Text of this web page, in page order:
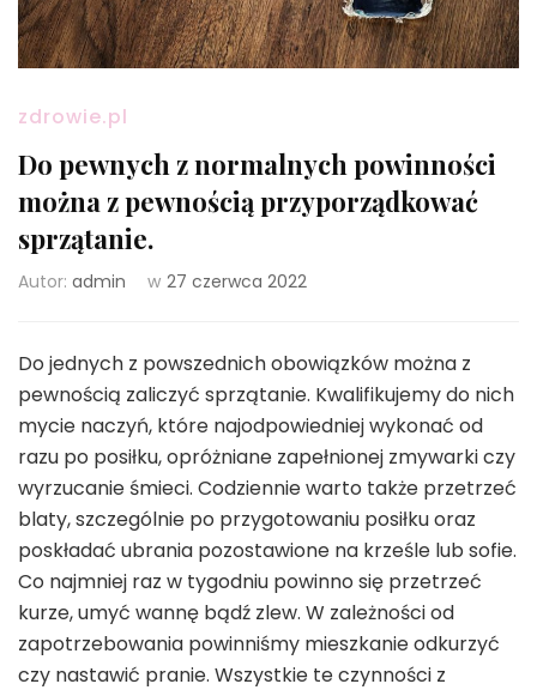
zdrowie.pl
Do pewnych z normalnych powinności
można z pewnością przyporządkować
sprzątanie.
Autor: admin w 27 czerwca 2022
Do jednych z powszednich obowiązków można z
pewnością zaliczyć sprzątanie. Kwalifikujemy do nich
mycie naczyń, które najodpowiedniej wykonać od
razu po posiłku, opróżniane zapełnionej zmywarki czy
wyrzucanie śmieci. Codziennie warto także przetrzeć
blaty, szczególnie po przygotowaniu posiłku oraz
poskładać ubrania pozostawione na krześle lub sofie.
Co najmniej raz w tygodniu powinno się przetrzeć
kurze, umyć wannę bądź zlew. W zależności od
zapotrzebowania powinniśmy mieszkanie odkurzyć
czy nastawić pranie. Wszystkie te czynności z